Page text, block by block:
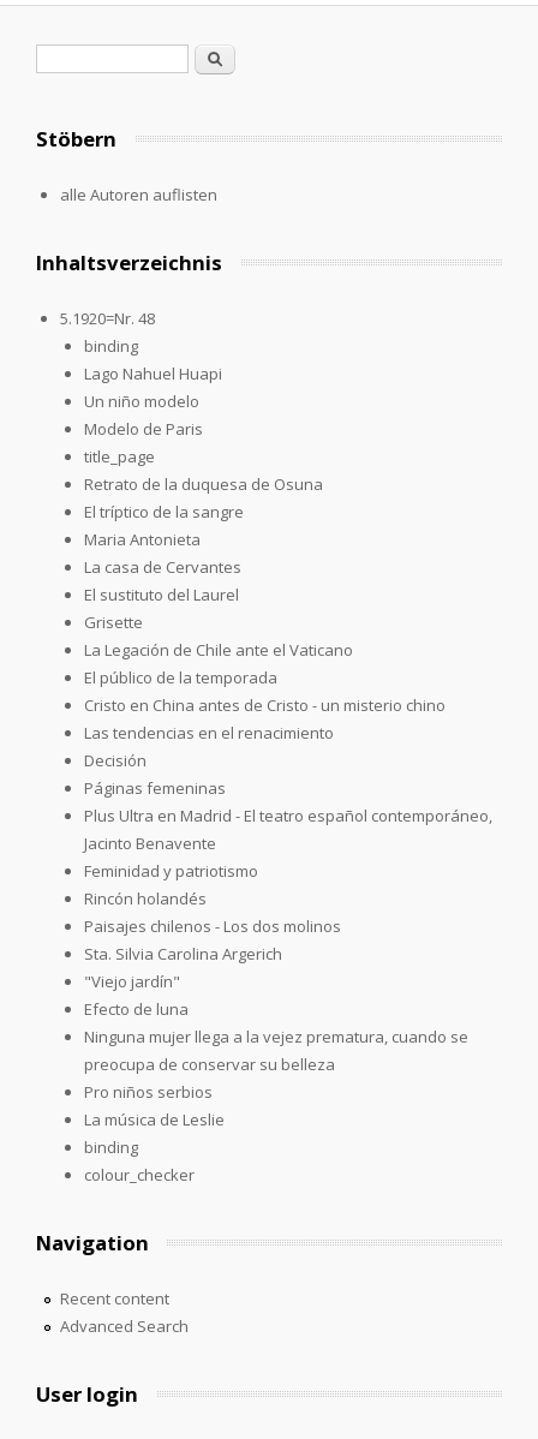
Search
Stöbern
alle Autoren auflisten
Inhaltsverzeichnis
5.1920=Nr. 48
binding
Lago Nahuel Huapi
Un niño modelo
Modelo de Paris
title_page
Retrato de la duquesa de Osuna
El tríptico de la sangre
Maria Antonieta
La casa de Cervantes
El sustituto del Laurel
Grisette
La Legación de Chile ante el Vaticano
El público de la temporada
Cristo en China antes de Cristo - un misterio chino
Las tendencias en el renacimiento
Decisión
Páginas femeninas
Plus Ultra en Madrid - El teatro español contemporáneo,
Jacinto Benavente
Feminidad y patriotismo
Rincón holandés
Paisajes chilenos - Los dos molinos
Sta. Silvia Carolina Argerich
"Viejo jardín"
Efecto de luna
Ninguna mujer llega a la vejez prematura, cuando se
preocupa de conservar su belleza
Pro niños serbios
La música de Leslie
binding
colour_checker
Navigation
Recent content
Advanced Search
User login